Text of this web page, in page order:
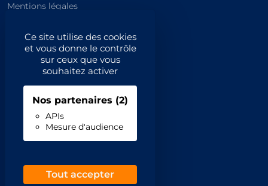
Ce site utilise des cookies
et vous donne le contrôle
sur ceux que vous
souhaitez activer
Nos partenaires (2)
APIs
Mesure d'audience
Tout accepter
Mentions légales
Catégories principales
Catégories
Professionnels
Inscrivez-vous
Demande de retrait